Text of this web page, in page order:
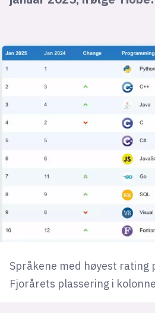
Språkene med høyest rating
Fjorårets plassering i